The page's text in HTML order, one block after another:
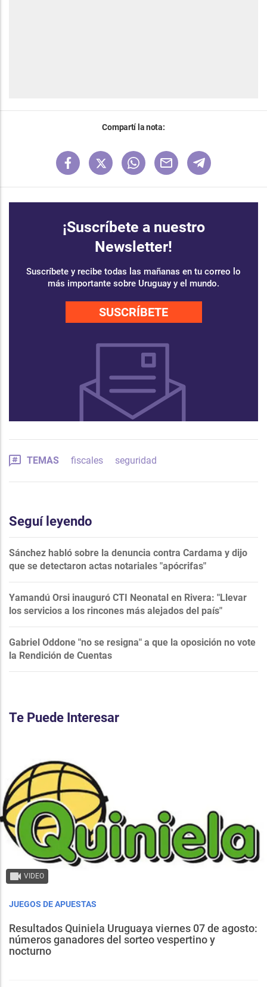
Compartí la nota:
¡Suscríbete a nuestro
Newsletter!
Suscríbete y recibe todas las mañanas en tu correo lo
más importante sobre Uruguay y el mundo.
SUSCRÍBETE
TEMAS fiscales seguridad
Seguí leyendo
Sánchez habló sobre la denuncia contra Cardama y dijo
que se detectaron actas notariales "apócrifas"
Yamandú Orsi inauguró CTI Neonatal en Rivera: "Llevar
los servicios a los rincones más alejados del país"
Gabriel Oddone "no se resigna" a que la oposición no vote
la Rendición de Cuentas
Te Puede Interesar
VIDEO
JUEGOS DE APUESTAS
Resultados Quiniela Uruguaya viernes 07 de agosto:
números ganadores del sorteo vespertino y
nocturno